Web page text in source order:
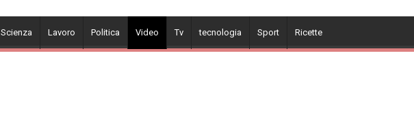
Lavoro Politica Video Tv tecnologia Sport Ricette